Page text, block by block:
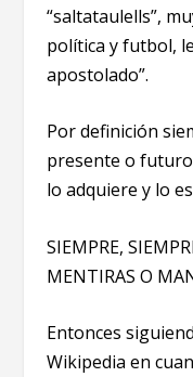
“saltataulells”,
política y futbol,
apostolado”.
Por definición
presente o
lo adquiere y lo
SIEMPRE,
MENTIRAS O
Entonces
Wikipedia en